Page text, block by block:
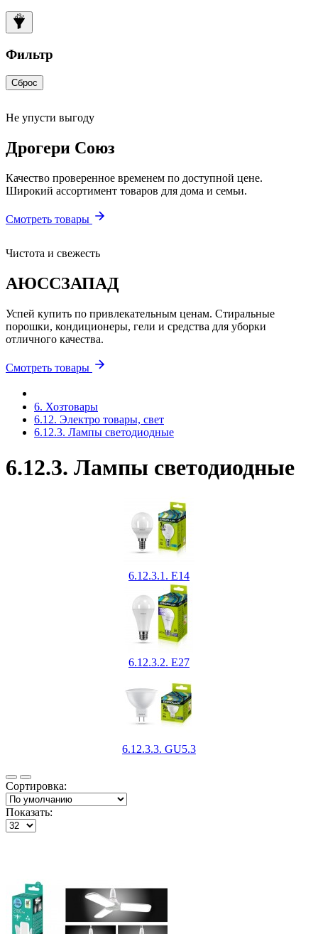
Фильтр
Сброс
Не упусти выгоду
Дрогери Союз
Качество проверенное временем по доступной цене.
Широкий ассортимент товаров для дома и семьи.
Смотреть товары
Чистота и свежесть
АЮССЗАПАД
Успей купить по привлекательным ценам. Стиральные
порошки, кондиционеры, гели и средства для уборки
отличного качества.
Смотреть товары
6. Хозтовары
6.12. Электро товары, свет
6.12.3. Лампы светодиодные
6.12.3. Лампы светодиодные
6.12.3.1. Е14
6.12.3.2. Е27
6.12.3.3. GU5.3
Сортировка:
Показать: